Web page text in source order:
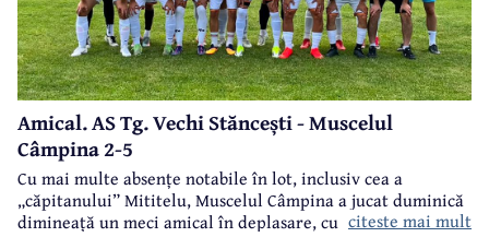
Amical. AS Tg. Vechi Stăncești - Muscelul
Câmpina 2-5
Cu mai multe absențe notabile în lot, inclusiv cea a
„căpitanului” Mititelu, Muscelul Câmpina a jucat duminică
dimineață un meci amical în deplasare, cu formația AS Tg.
citeste mai mult